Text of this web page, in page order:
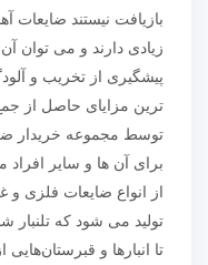
بازیافت نیستند ضایعات
زیادی دارند و می توان آن
پیشگیری از تخریب و
‌ترین مزایای حاصل از
توسط مجموعه ‌خریدار
برای آن ‌ها و سایر
از انواع ضایعات فلزی
تولید می شود که
تا انبارها و